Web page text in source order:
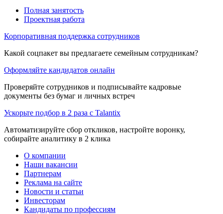
Полная занятость
Проектная работа
Корпоративная поддержка сотрудников
Какой соцпакет вы предлагаете семейным сотрудникам?
Оформляйте кандидатов онлайн
Проверяйте сотрудников и подписывайте кадровые
документы без бумаг и личных встреч
Ускорьте подбор в 2 раза с Talantix
Автоматизируйте сбор откликов, настройте воронку,
собирайте аналитику в 2 клика
О компании
Наши вакансии
Партнерам
Реклама на сайте
Новости и статьи
Инвесторам
Кандидаты по профессиям